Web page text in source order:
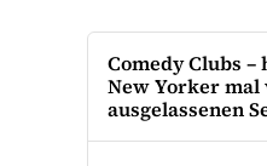
Comedy Clubs –
New Yorker
ausgelassenen